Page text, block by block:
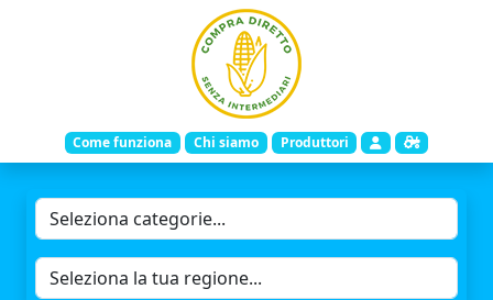
Come funziona Chi siamo Produttori